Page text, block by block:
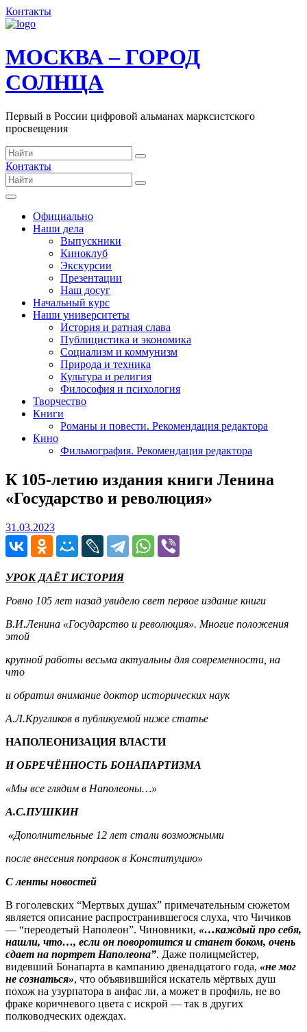
Контакты
МОСКВА – ГОРОД
СОЛНЦА
Первый в России цифровой альманах марксистского
просвещения
Контакты
Официально
Наши дела
Выпускники
Киноклуб
Экскурсии
Презентации
Наш досуг
Начальный курс
Наши университеты
История и ратная слава
Публицистика и экономика
Социализм и коммунизм
Природа и техника
Культура и религия
Философия и психология
Творчество
Книги
Романы и повести. Рекомендация редактора
Кино
Фильмография. Рекомендация редактора
К 105-летию издания книги Ленина
«Государство и революция»
31.03.202331.03.2023
УРОК ДАЁТ ИСТОРИЯ
Ровно 105 лет назад увидело свет первое издание книги
В.И.Ленина «Государство и революция». Многие положения
этой
крупной работы весьма актуальны для современности, на
что
и обратил внимание доктор исторических наук
А.Л.Кругликов в публикуемой ниже статье
НАПОЛЕОНИЗАЦИЯ ВЛАСТИ
И ОБРЕЧЁННОСТЬ БОНАПАРТИЗМА
«Мы все глядим в Наполеоны…»
А.С.ПУШКИН
«Дополнительные 12 лет стали возможными
после внесения поправок в Конституцию»
С ленты новостей
В гоголевских “Мертвых душах” примечательным сюжетом
является описание распространившегося слуха, что Чичиков
— “переодетый Наполеон”. Чиновники, «…каждый про себя,
нашли, что…, если он поворотится и станет боком, очень
сдает на портрет Наполеона”. Даже полицмейстер,
видевший Бонапарта в кампанию двенадцатого года, «не мог
не сознаться», что объявившийся искатель мёртвых душ
похож на узурпатора в анфас ли, а может в профиль, не во
фраке коричневого цвета с искрой — так в других
полководческих одеждах.